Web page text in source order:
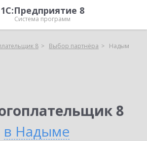
1С:Предприятие 8
Система программ
8 Выбор партнёра Надым
8
в Надыме